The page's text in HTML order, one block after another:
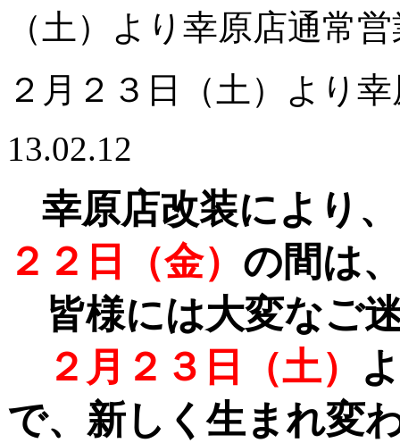
（土）より幸原店通常
２月２３日（土）より
13.02.12
幸原店改装により、
２２日（金） の間は
皆様には大変なご
２月２３日（土）
で、新しく生まれ変